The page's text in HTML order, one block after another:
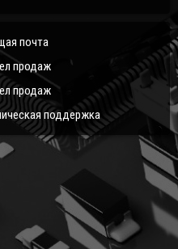
почта
продаж
продаж
поддержка